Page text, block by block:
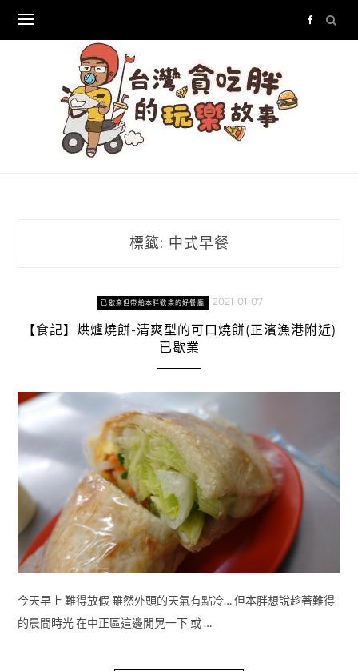
content
標籤: 中式早餐
已歇業但帶給本胖歡樂的好餐廳 2021-01-07
【食記】烘爐燒餅-清爽型的可口燒餅(正濱漁港附近)
已歇業
今天早上 難得放假 雖然外頭的天氣有點冷… 但本胖想說趁著難得
的晨間時光 在中正區這邊閒晃一下 或 …